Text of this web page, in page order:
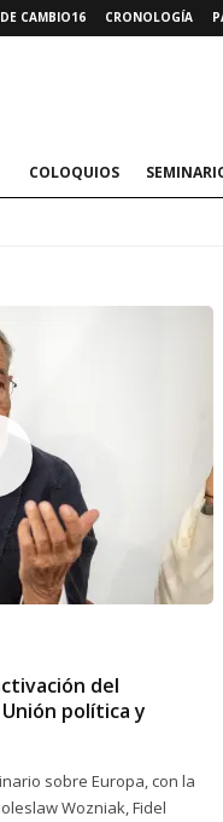
CAMBIO16 CRONOLOGÍA
COLOQUIOS
del
política y
sobre Europa, con la
Wozniak, Fidel